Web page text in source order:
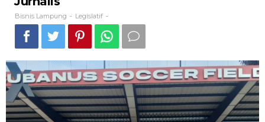
Bisnis Lampung - Legislatif -